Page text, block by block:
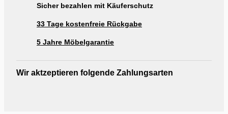
Sicher bezahlen mit Käuferschutz
33 Tage kostenfreie Rückgabe
5 Jahre Möbelgarantie
Wir aktzeptieren folgende Zahlungsarten